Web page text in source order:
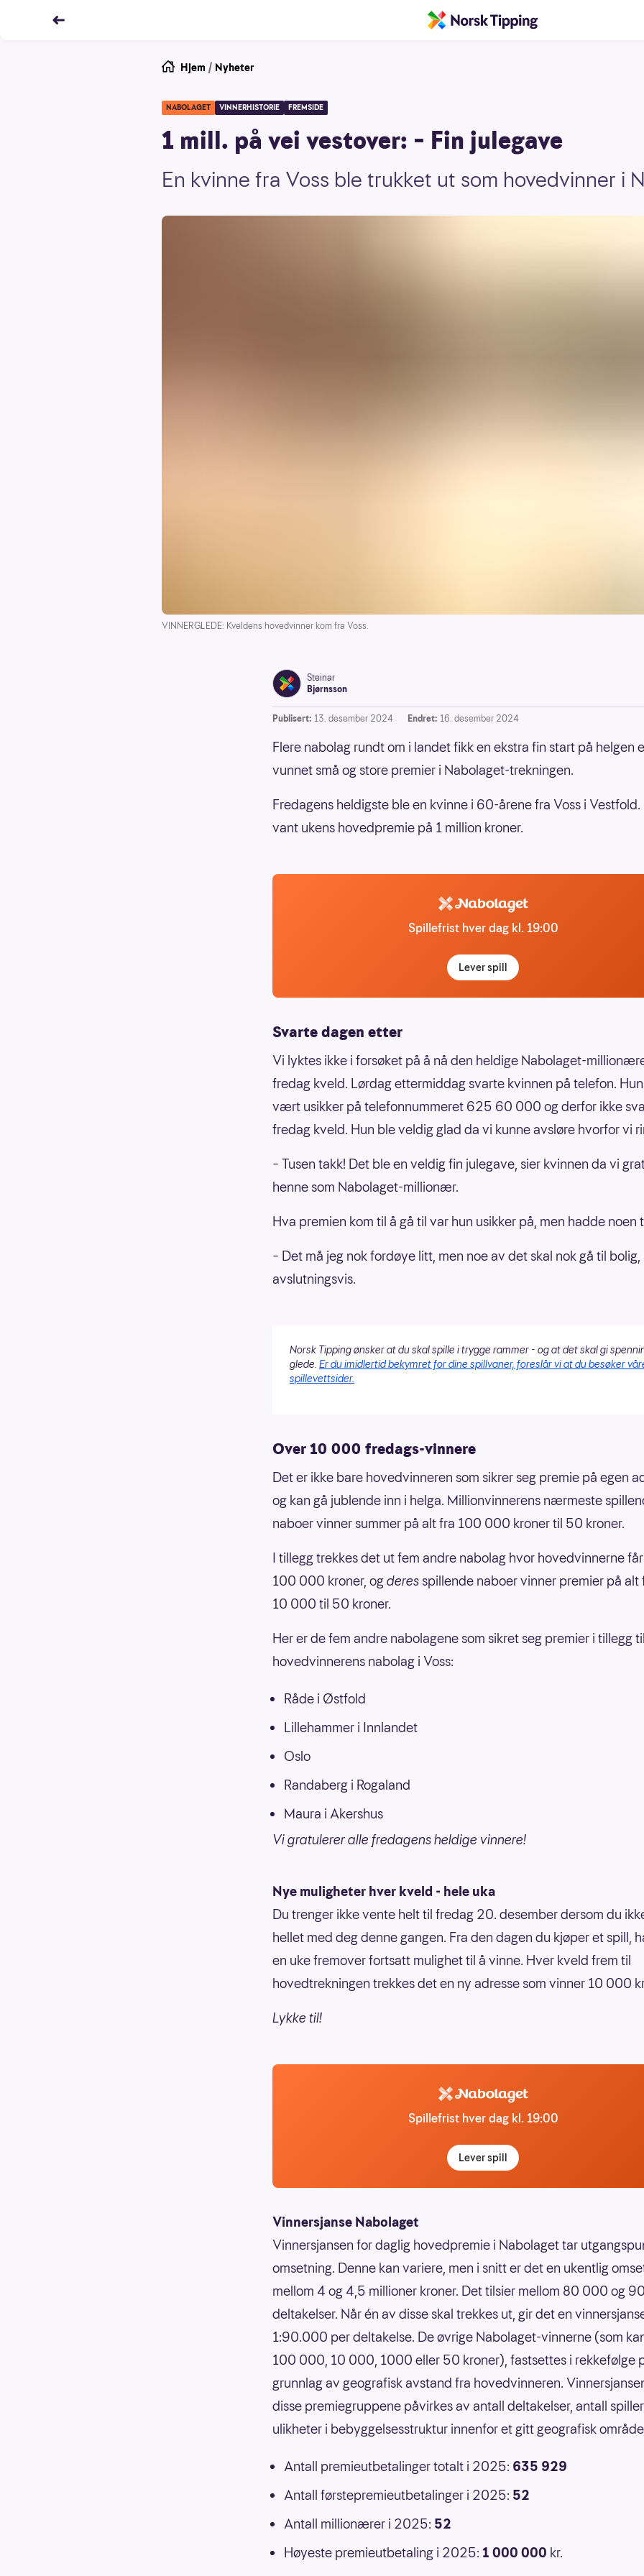
Hjem / Nyheter
NABOLAGET VINNERHISTORIE FREMSIDE
1 mill. på vei vestover: – Fin julegave
En kvinne fra Voss ble trukket ut som hovedvinner i
VINNERGLEDE: Kveldens hovedvinner kom fra Voss.
Steinar
Bjørnsson
Publisert: 13. desember 2024 Endret: 16. desember 2024
Flere nabolag rundt om i landet fikk en ekstra fin start på helgen
vunnet små og store premier i Nabolaget-trekningen.
Fredagens heldigste ble en kvinne i 60-årene fra Voss i Vestfold.
vant ukens hovedpremie på 1 million kroner.
Spillefrist hver dag kl. 19:00
Lever spill
Svarte dagen etter
Vi lyktes ikke i forsøket på å nå den heldige Nabolaget-
fredag kveld. Lørdag ettermiddag svarte kvinnen på telefon.
vært usikker på telefonnummeret 625 60 000 og derfor ikke
fredag kveld. Hun ble veldig glad da vi kunne avsløre hvorfor vi
– Tusen takk! Det ble en veldig fin julegave, sier kvinnen da vi
henne som Nabolaget-millionær.
Hva premien kom til å gå til var hun usikker på, men hadde noen
– Det må jeg nok fordøye litt, men noe av det skal nok gå til bolig,
avslutningsvis.
Norsk Tipping ønsker at du skal spille i trygge rammer - og at det skal gi
glede. Er du imidlertid bekymret for dine spillvaner, foreslår vi at du besøker
spillevettsider.
Over 10 000 fredags-vinnere
Det er ikke bare hovedvinneren som sikrer seg premie på egen
og kan gå jublende inn i helga. Millionvinnerens nærmeste
naboer vinner summer på alt fra 100 000 kroner til 50 kroner.
I tillegg trekkes det ut fem andre nabolag hvor hovedvinnerne får
100 000 kroner, ogderes spillende naboer vinner premier på alt
10 000 til 50 kroner.
Her er de fem andre nabolagene som sikret seg premier i tillegg til
hovedvinnerens nabolag i Voss:
Råde i Østfold
Lillehammer i Innlandet
Oslo
Randaberg i Rogaland
Maura i Akershus
Vi gratulerer alle fredagens heldige vinnere!
Nye muligheter hver kveld - hele uka
Du trenger ikke vente helt til fredag 20. desember dersom du
hellet med deg denne gangen. Fra den dagen du kjøper et spill,
en uke fremover fortsatt mulighet til å vinne. Hver kveld frem til
hovedtrekningen trekkes det en ny adresse som vinner 10 000
Lykke til!
Spillefrist hver dag kl. 19:00
Lever spill
Vinnersjanse Nabolaget
Vinnersjansen for daglig hovedpremie i Nabolaget tar
omsetning. Denne kan variere, men i snitt er det en ukentlig
mellom 4 og 4,5 millioner kroner. Det tilsier mellom 80 000 og
deltakelser. Når én av disse skal trekkes ut, gir det en
1:90.000 per deltakelse. De øvrige Nabolaget-vinnerne (som
100 000, 10 000, 1000 eller 50 kroner), fastsettes i rekkefølge
grunnlag av geografisk avstand fra hovedvinneren.
disse premiegruppene påvirkes av antall deltakelser, antall
ulikheter i bebyggelsesstruktur innenfor et gitt geografisk
Antall premieutbetalinger totalt i 2025: 635 929
Antall førstepremieutbetalinger i 2025: 52
Antall millionærer i 2025: 52
Høyeste premieutbetaling i 2025: 1 000 000 kr.